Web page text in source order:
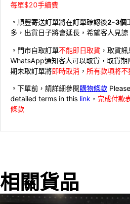
每單$20手續費
。順豐寄送訂單將在訂單確認後2-3個
多，出貨日子將會延長，希望客人見諒
。門市自取訂單不能即日取貨 ，取貨
WhatsApp通知客人可以取貨，取貨期
期未取訂單將即時取消 ， 所有款項將不
。下單前，請詳細參閱購物條款
detailed terms in this link ， 完成付款
條款
相關貨品